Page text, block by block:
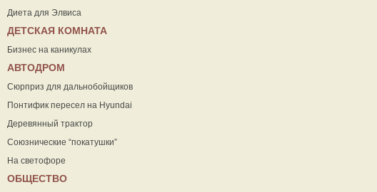
Диета для Элвиса
ДЕТСКАЯ КОМНАТА
Бизнес на каникулах
АВТОДРОМ
Сюрприз для дальнобойщиков
Понтифик пересел на Hyundai
Деревянный трактор
Союзнические “покатушки”
На светофоре
ОБЩЕСТВО